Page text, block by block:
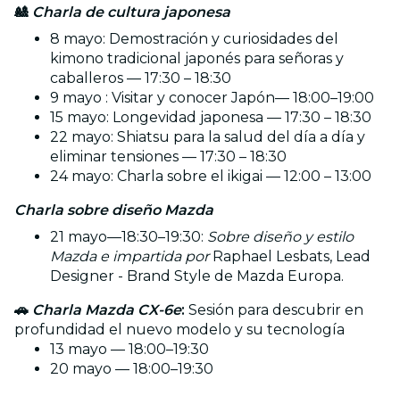
🎎 Charla de cultura japonesa
8 mayo: Demostración y curiosidades del
kimono tradicional japonés para señoras y
caballeros — 17:30 – 18:30
9 mayo : Visitar y conocer Japón— 18:00–19:00
15 mayo: Longevidad japonesa — 17:30 – 18:30
22 mayo: Shiatsu para la salud del día a día y
eliminar tensiones — 17:30 – 18:30
24 mayo: Charla sobre el ikigai — 12:00 – 13:00
Charla sobre diseño Mazda
21 mayo—18:30–19:30: Sobre diseño y estilo
Mazda e impartida porRaphael Lesbats, Lead
Designer - Brand Style de Mazda Europa.
🚗 Charla Mazda CX-6e: Sesión para descubrir en
profundidad el nuevo modelo y su tecnología
13 mayo — 18:00–19:30
20 mayo — 18:00–19:30